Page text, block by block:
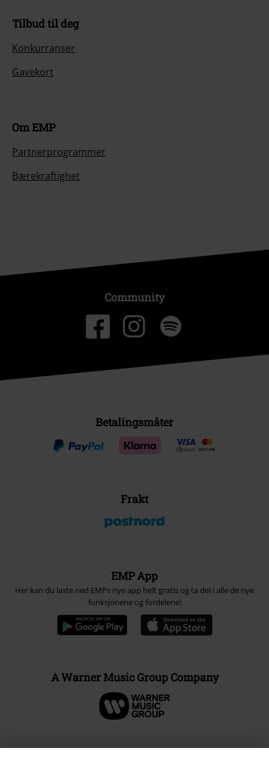
Tilbud til deg
Konkurranser
Gavekort
Om EMP
Partnerprogrammer
Bærekraftighet
Community
Betalingsmåter
Frakt
EMP App
Her kan du laste ned EMPs nye app helt gratis og ta del i alle de nye
funksjonene og fordelene!
A Warner Music Group Company